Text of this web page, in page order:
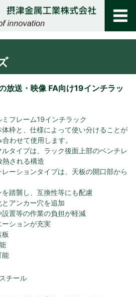
放送・映像 FA向け19インチラッ
フレーム19インチラック
枠と、仕様によって使い分けることが
わせて使用します。
タイプは、ラック後面上部のベンチレ
熱される構造
ーションタイプは、天板の開口部から
踏襲し、互換性等にも配慮
アンカー穴を追加
置等の作業の負担が軽減
ションが充実
能
チール